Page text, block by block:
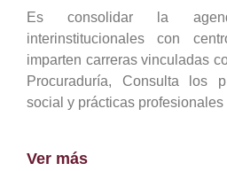
Es consolidar la
interinstitucionales con
imparten carreras vinculadas
Procuraduría, Consulta los
social y prácticas profesionales
Ver más